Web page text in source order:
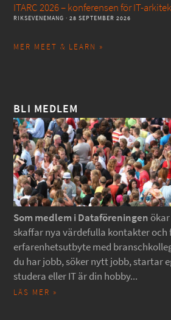
ITARC 2026 – konferensen för IT-
RIKSEVENEMANG · 28 SEPTEMBER 2026
MER MEET & LEARN »
BLI MEDLEM
Som medlem i Dataföreningen
skaffar nya värdefulla kontakter och
erfarenhetsutbyte med
du har jobb, söker nytt jobb, startar
studera eller IT är din hobby...
LÄS MER »